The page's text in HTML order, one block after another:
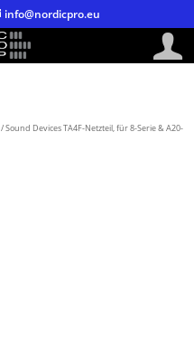
info@nordicpro.eu
/ Sound Devices TA4F-Netzteil, für 8-Serie & A20-